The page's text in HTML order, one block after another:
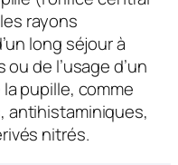
rayons
long séjour à
de l’usage d’un
pupille, comme
antihistaminiques,
nitrés.